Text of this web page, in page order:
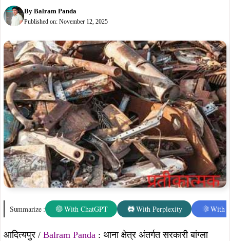
By Balram Panda
Published on: November 12, 2025
Summarize : With ChatGPT With Perplexity With
आदित्यपुर / Balram Panda : थाना क्षेत्र अंतर्गत सरकारी बांग्ला